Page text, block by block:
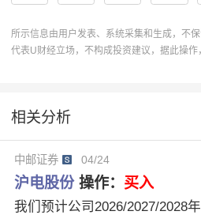
买入 产能扩张 沪电股份
中邮证券
母公司归母净利润
2026/2027/2028年营收 HDFI市
所示信息由用户发表、系统采集和生成，不
代表U财经立场，不构成投资建议，据此操作
相关分析
中邮证券 04/24
沪电股份 操作： 买入
我们预计公司2026/2027/2028